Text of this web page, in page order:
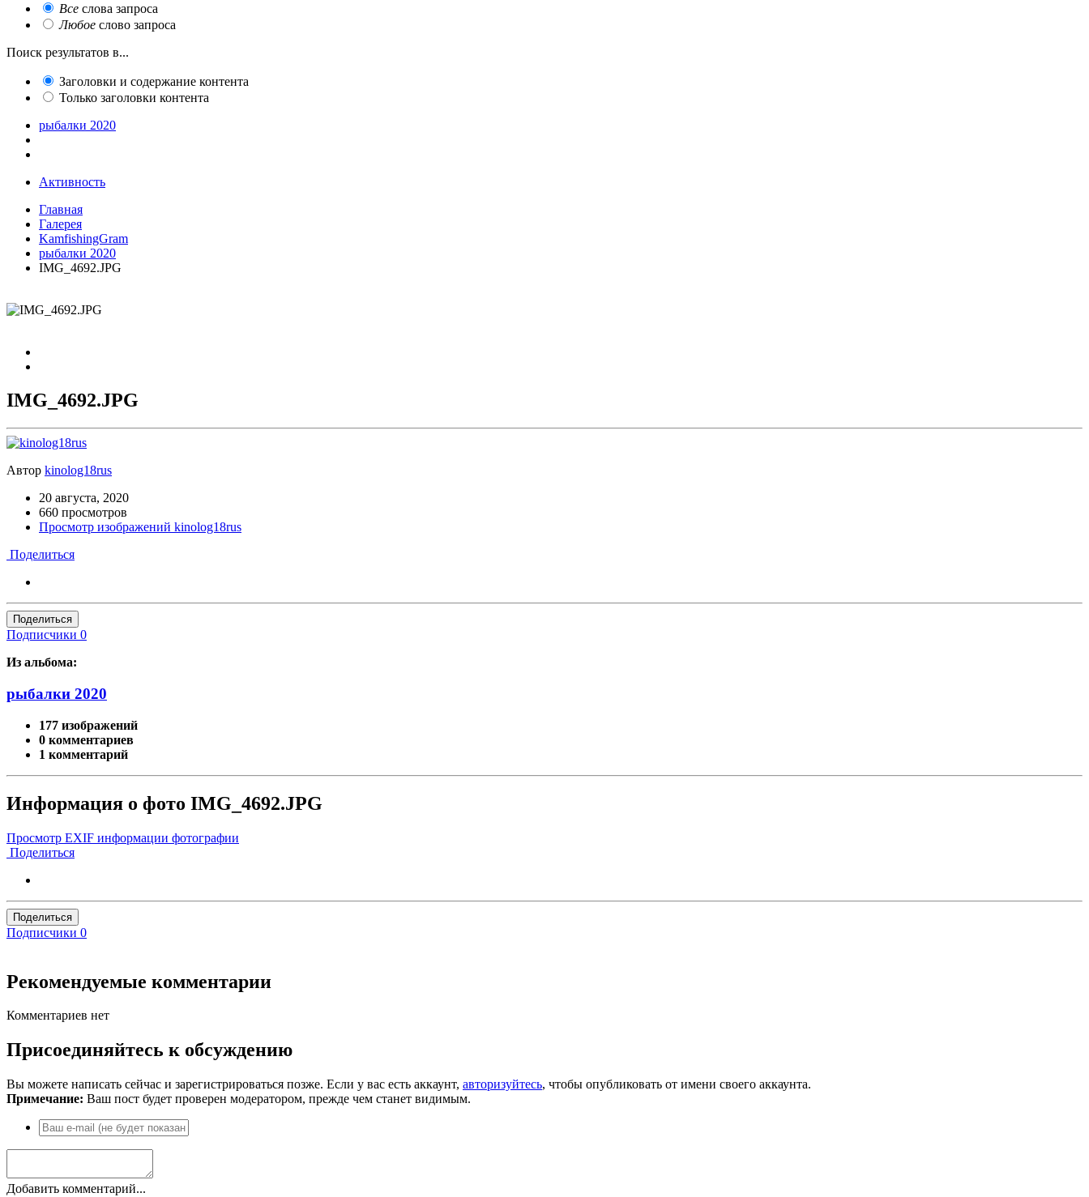
Все слова запроса
Любое слово запроса
Поиск результатов в...
Заголовки и содержание контента
Только заголовки контента
рыбалки 2020
Активность
Главная
Галерея
KamfishingGram
рыбалки 2020
IMG_4692.JPG
IMG_4692.JPG
Автор kinolog18rus
20 августа, 2020
660 просмотров
Просмотр изображений kinolog18rus
Поделиться
Поделиться
Подписчики 0
Из альбома:
рыбалки 2020
177 изображений
0 комментариев
1 комментарий
Информация о фото IMG_4692.JPG
Просмотр EXIF информации фотографии
Поделиться
Поделиться
Подписчики 0
Рекомендуемые комментарии
Комментариев нет
Присоединяйтесь к обсуждению
Вы можете написать сейчас и зарегистрироваться позже. Если у вас есть аккаунт, авторизуйтесь, чтобы опубликовать от имени своего аккаунта.
Примечание: Ваш пост будет проверен модератором, прежде чем станет видимым.
Добавить комментарий...